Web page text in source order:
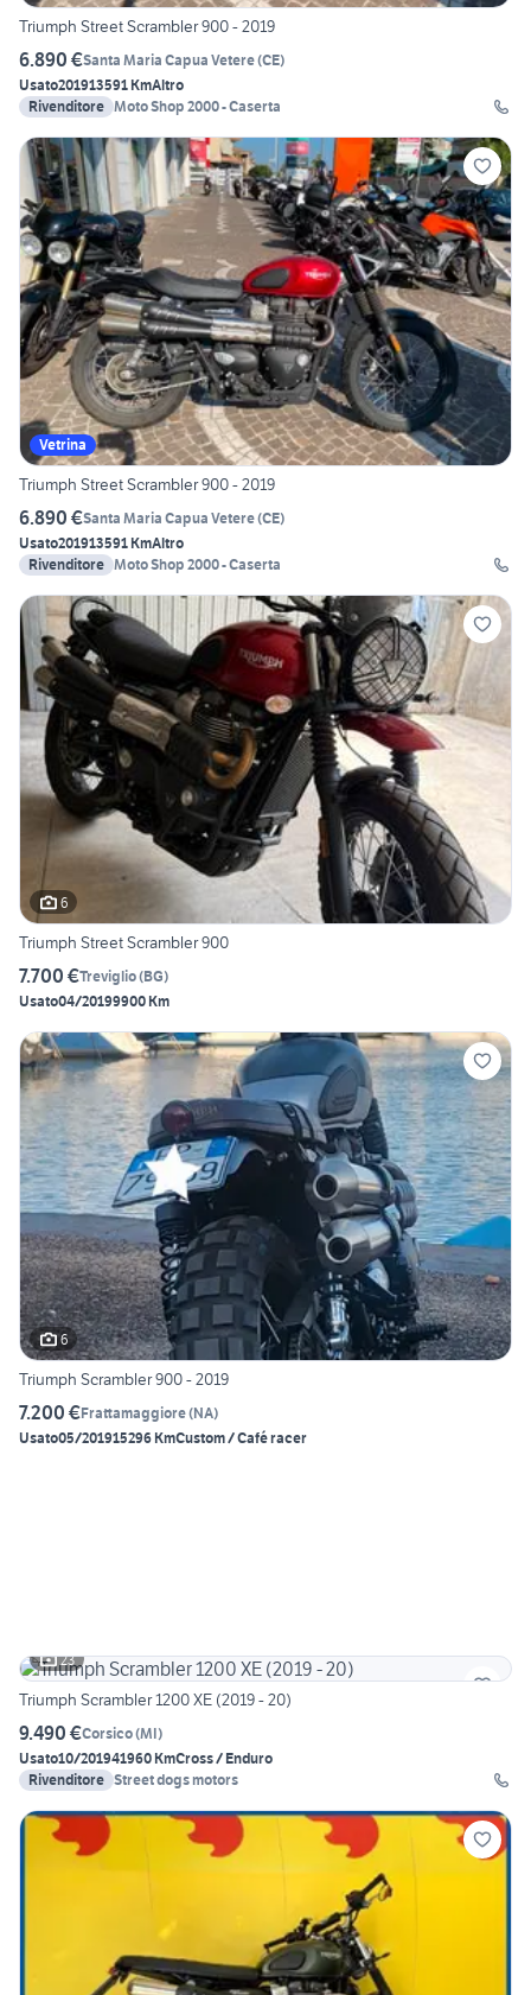
Triumph Street Scrambler 900 - 2019
6.890 €Santa Maria Capua Vetere(CE)
Usato201913591 KmAltro
Rivenditore Moto Shop 2000 - Caserta
Vetrina
Triumph Street Scrambler 900 - 2019
6.890 €Santa Maria Capua Vetere(CE)
Usato201913591 KmAltro
Rivenditore Moto Shop 2000 - Caserta
6
Triumph Street Scrambler 900
7.700 €Treviglio(BG)
Usato04/20199900 Km
6
Triumph Scrambler 900 - 2019
7.200 €Frattamaggiore(NA)
Usato05/201915296 KmCustom / Café racer
23
Triumph Scrambler 1200 XE (2019 - 20)
9.490 €Corsico(MI)
Usato10/201941960 KmCross / Enduro
Rivenditore Street dogs motors